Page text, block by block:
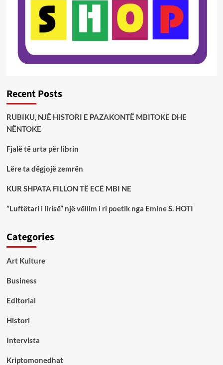
Recent Posts
RUBIKU, NJË HISTORI E PAZAKONTË MBITOKE DHE
NËNTOKE
Fjalë të urta për librin
Lëre ta dëgjojë zemrën
KUR SHPATA FILLON TË ECË MBI NE
”Luftëtari i lirisë” një vëllim i ri poetik nga Emine S. HOTI
Categories
Art Kulture
Business
Editorial
Histori
Intervista
Kriptomonedhat